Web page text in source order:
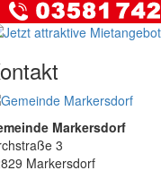
Markersdorf
3
Markersdorf